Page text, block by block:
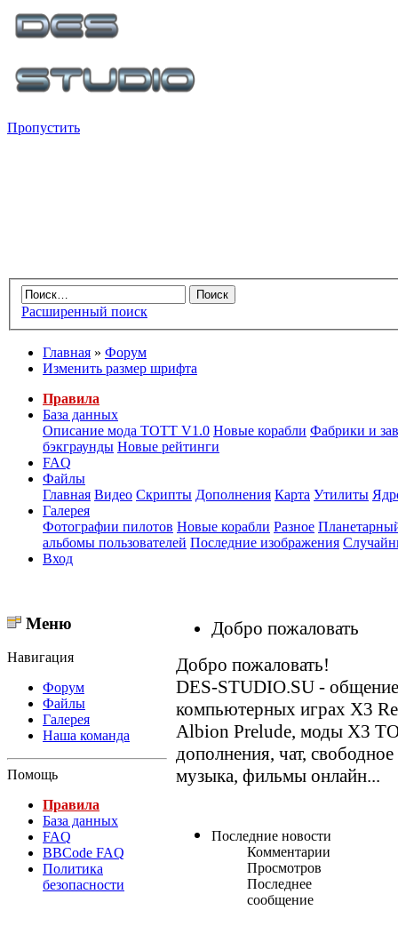
Пропустить
Расширенный поиск
Главная » Форум
Изменить размер шрифта
Правила
База данных
Описание мода ТОТТ V1.0 Новые корабли Фабрики и
бэкграунды Новые рейтинги
FAQ
Файлы
Главная Видео Скрипты Дополнения Карта Утилиты
Галерея
Фотографии пилотов Новые корабли Разное
альбомы пользователей Последние изображения
Вход
Меню
Навигация
Форум
Файлы
Галерея
Наша команда
Помощь
Правила
База данных
FAQ
BBCode FAQ
Политика
безопасности
Добро пожаловать
Добро пожаловать!
DES-STUDIO.SU - общение
компьютерных играх X3
Albion Prelude, моды X3
дополнения, чат,
музыка, фильмы онлайн...
Последние новости
Комментарии
Просмотров
Последнее
сообщение